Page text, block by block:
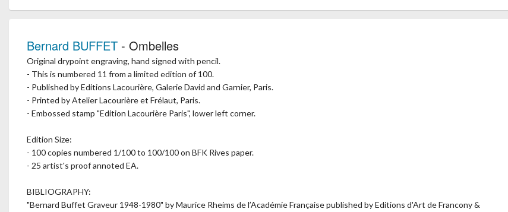
Bernard BUFFET - Ombelles
Original drypoint engraving, hand signed with pencil.
- This is numbered 11 from a limited edition of 100.
- Published by Editions Lacourière, Galerie David and Garnier, Paris.
- Printed by Atelier Lacourière et Frélaut, Paris.
- Embossed stamp "Edition Lacourière Paris", lower left corner.
Edition Size:
- 100 copies numbered 1/100 to 100/100 on BFK Rives paper.
- 25 artist's proof annoted EA.
BIBLIOGRAPHY:
"Bernard Buffet Graveur 1948-1980" by Maurice Rheims de l’Académie Française published by Editions d'Art de Francony &